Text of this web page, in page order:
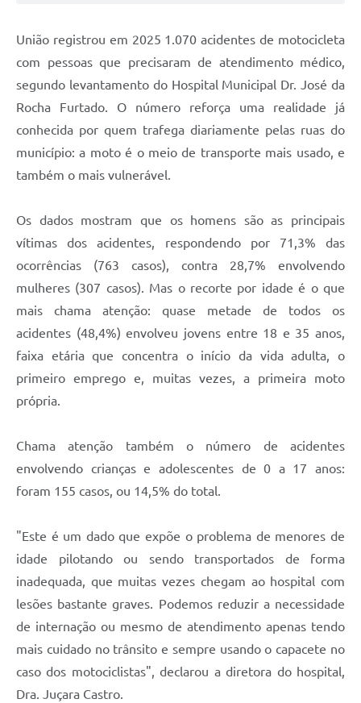
União registrou em 2025 1.070 acidentes de motocicleta
com pessoas que precisaram de atendimento médico,
segundo levantamento do Hospital Municipal Dr. José da
Rocha Furtado. O número reforça uma realidade já
conhecida por quem trafega diariamente pelas ruas do
município: a moto é o meio de transporte mais usado, e
também o mais vulnerável.
Os dados mostram que os homens são as principais
vítimas dos acidentes, respondendo por 71,3% das
ocorrências (763 casos), contra 28,7% envolvendo
mulheres (307 casos). Mas o recorte por idade é o que
mais chama atenção: quase metade de todos os
acidentes (48,4%) envolveu jovens entre 18 e 35 anos,
faixa etária que concentra o início da vida adulta, o
primeiro emprego e, muitas vezes, a primeira moto
própria.
Chama atenção também o número de acidentes
envolvendo crianças e adolescentes de 0 a 17 anos:
foram 155 casos, ou 14,5% do total.
"Este é um dado que expõe o problema de menores de
idade pilotando ou sendo transportados de forma
inadequada, que muitas vezes chegam ao hospital com
lesões bastante graves. Podemos reduzir a necessidade
de internação ou mesmo de atendimento apenas tendo
mais cuidado no trânsito e sempre usando o capacete no
caso dos motociclistas", declarou a diretora do hospital,
Dra. Juçara Castro.